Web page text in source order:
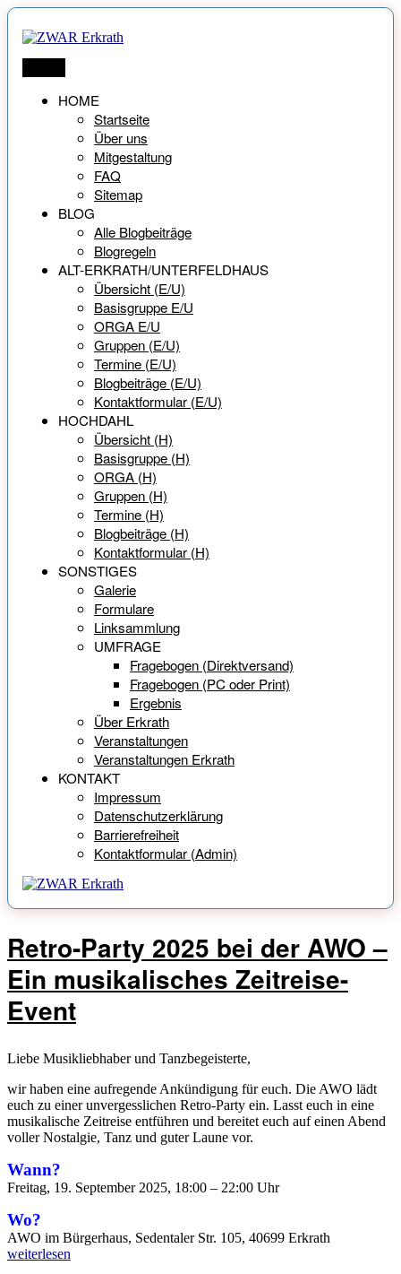
Zum
Inhalt
springen
HOME
Startseite
Über uns
Mitgestaltung
FAQ
Sitemap
BLOG
Alle Blogbeiträge
Blogregeln
ALT-ERKRATH/UNTERFELDHAUS
Übersicht (E/U)
Basisgruppe E/U
ORGA E/U
Gruppen (E/U)
Termine (E/U)
Blogbeiträge (E/U)
Kontaktformular (E/U)
HOCHDAHL
Übersicht (H)
Basisgruppe (H)
ORGA (H)
Gruppen (H)
Termine (H)
Blogbeiträge (H)
Kontaktformular (H)
SONSTIGES
Galerie
Formulare
Linksammlung
UMFRAGE
Fragebogen (Direktversand)
Fragebogen (PC oder Print)
Ergebnis
Über Erkrath
Veranstaltungen
Veranstaltungen Erkrath
KONTAKT
Impressum
Datenschutzerklärung
Barrierefreiheit
Kontaktformular (Admin)
Blogbeiträge
Retro-Party 2025 bei der AWO –
Ein musikalisches Zeitreise-
Event
Liebe Musikliebhaber und Tanzbegeisterte,
wir haben eine aufregende Ankündigung für euch. Die AWO lädt
euch zu einer unvergesslichen Retro-Party ein. Lasst euch in eine
musikalische Zeitreise entführen und bereitet euch auf einen Abend
voller Nostalgie, Tanz und guter Laune vor.
Wann?
Freitag, 19. September 2025, 18:00 – 22:00 Uhr
Wo?
AWO im Bürgerhaus, Sedentaler Str. 105, 40699 Erkrath
„Retro-
weiterlesen